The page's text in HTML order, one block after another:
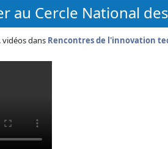
au Cercle National
vidéos dans Rencontres de l'innovation